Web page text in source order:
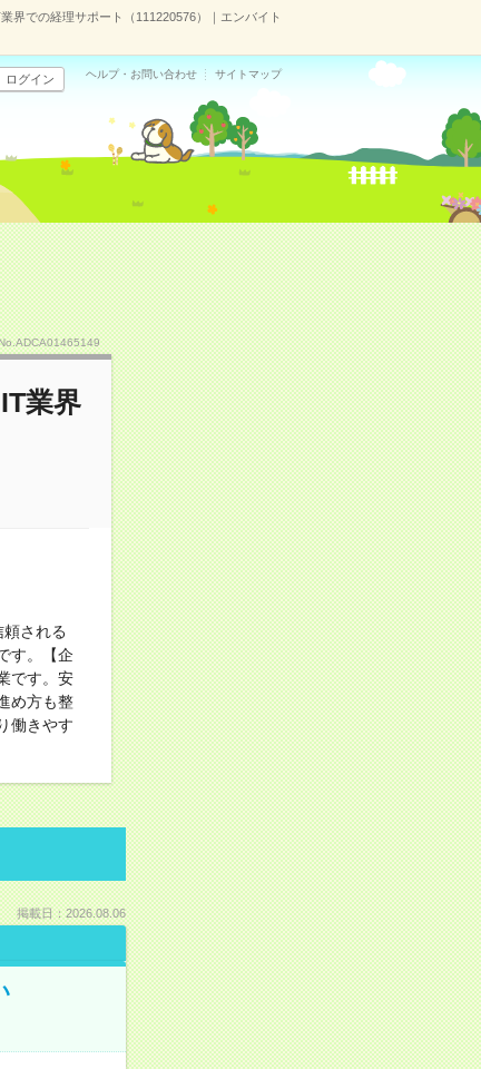
界での経理サポート（111220576）｜エンバイト
ログイン ヘルプ・お問い合わせ サイトマップ
業界
される
す。【企
です。安
め方も整
働きやす
掲載日：2026.08.06